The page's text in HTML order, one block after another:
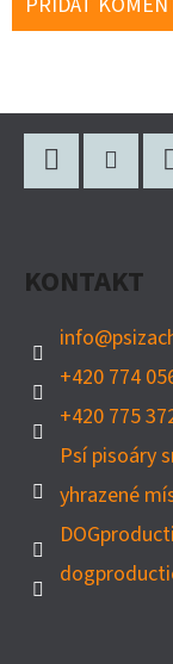
KONTAKT
info@
+420 774
+420 775
Psí pisoáry
yhrazené